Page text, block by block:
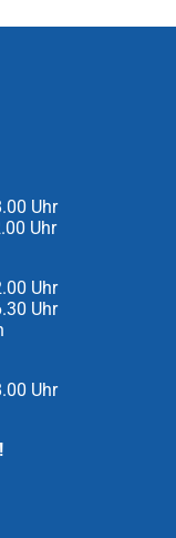
Uhr
Uhr
Uhr
Uhr
Uhr